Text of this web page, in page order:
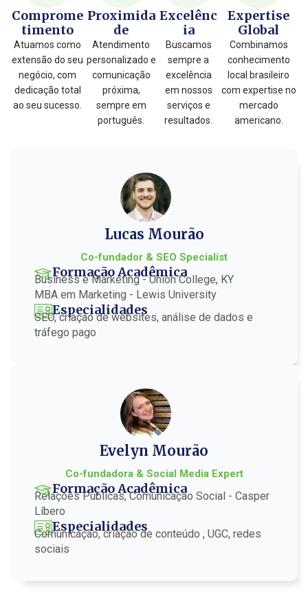
Comprome
timento
Atuamos como
extensão do seu
negócio, com
dedicação total
ao seu sucesso.
Proximida
de
Atendimento
personalizado e
comunicação
próxima,
sempre em
português.
Excelênc
ia
Buscamos
sempre a
excelência
em nossos
serviços e
resultados.
Expertise
Global
Combinamos
conhecimento
local brasileiro
com expertise no
mercado
americano.
Lucas Mourão
Co-fundador & SEO Specialist
Formação Acadêmica
Business e Marketing - Union College, KY
MBA em Marketing - Lewis University
Especialidades
SEO, criação de websites, análise de dados e
tráfego pago
Evelyn Mourão
Co-fundadora & Social Media Expert
Formação Acadêmica
Relações Públicas, Comunicação Social - Casper
Líbero
Especialidades
Comunicação, criação de conteúdo , UGC, redes
sociais